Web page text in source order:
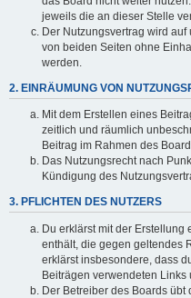
jeweils die an dieser Stelle
Der Nutzungsvertrag wird
von beiden Seiten ohne
werden.
2. EINRÄUMUNG VON
Mit dem Erstellen eines
zeitlich und räumlich
Beitrag im Rahmen des
Das Nutzungsrecht nach
Kündigung des
3. PFLICHTEN DES NUTZERS
Du erklärst mit der Erstellung
enthält, die gegen geltendes
erklärst insbesondere, dass
Beiträgen verwendeten Links
Der Betreiber des Boards übt